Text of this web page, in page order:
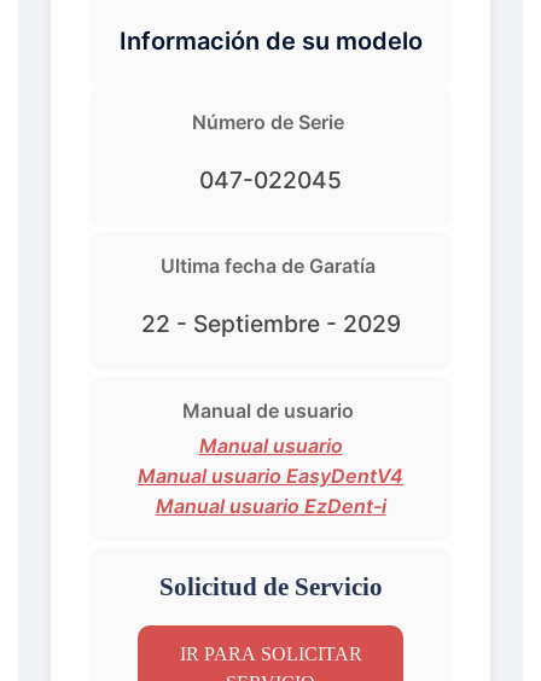
Información de su modelo
Número de Serie
047-022045
Ultima fecha de Garatía
22 - Septiembre - 2029
Manual de usuario
Manual usuario
Manual usuario EasyDentV4
Manual usuario EzDent-i
Solicitud de Servicio
IR PARA SOLICITAR